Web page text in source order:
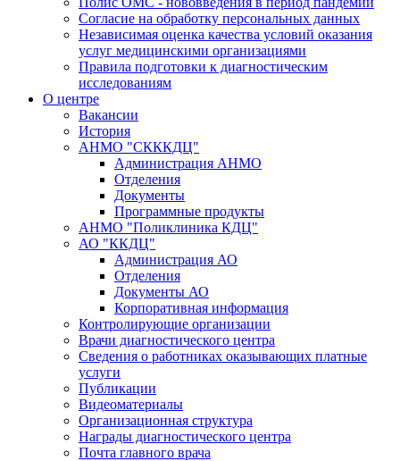
Согласие на обработку персональных данных
Независимая оценка качества условий оказания
услуг медицинскими организациями
Правила подготовки к диагностическим
исследованиям
О центре
Вакансии
История
АНМО "СКККДЦ"
Администрация АНМО
Отделения
Документы
Программные продукты
АНМО "Поликлиника КДЦ"
АО "ККДЦ"
Администрация АО
Отделения
Документы АО
Корпоративная информация
Контролирующие организации
Врачи диагностического центра
Сведения о работниках оказывающих платные
услуги
Публикации
Видеоматериалы
Организационная структура
Награды диагностического центра
Почта главного врача